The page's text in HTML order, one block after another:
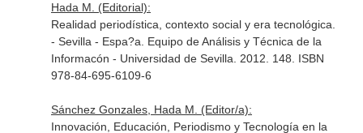
Hada M. (Editorial):
Realidad periodística, contexto social y era tecnológica.
- Sevilla - Espa?a. Equipo de Análisis y Técnica de la
Informacón - Universidad de Sevilla. 2012. 148. ISBN
978-84-695-6109-6
Sánchez Gonzales, Hada M. (Editor/a):
Innovación, Educación, Periodismo y Tecnología en la